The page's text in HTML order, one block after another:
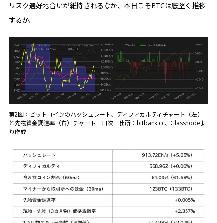
リスク選好地合いが維持されるなか、本日こそBTCは底堅く推移
するか。
第2図：ビットコインのハッシュレート、ディフィカルティチャート（左）
と先物資金調達率（右）チャート 日次 出所：bitbank.cc、Glassnodeよ
り作成